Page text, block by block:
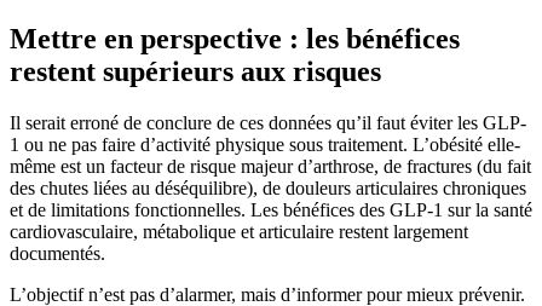
Mettre en perspective : les bénéfices
restent supérieurs aux risques
Il serait erroné de conclure de ces données qu’il faut éviter les GLP-
1 ou ne pas faire d’activité physique sous traitement. L’obésité elle-
même est un facteur de risque majeur d’arthrose, de fractures (du fait
des chutes liées au déséquilibre), de douleurs articulaires chroniques
et de limitations fonctionnelles. Les bénéfices des GLP-1 sur la santé
cardiovasculaire, métabolique et articulaire restent largement
documentés.
L’objectif n’est pas d’alarmer, mais d’informer pour mieux prévenir.